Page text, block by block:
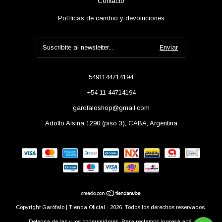
Políticas de cambio y devoluciones
5491144714194
+54 11 44714194
garofaloshop@gmail.com
Adolfo Alsina 1290 (piso 3), CABA, Argentina
Copyright Garófalo | Tienda Oficial - 2026. Todos los derechos reservados.